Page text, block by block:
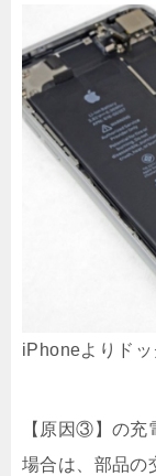
iPhoneよりド
【原因③】の充
場合は、部品の